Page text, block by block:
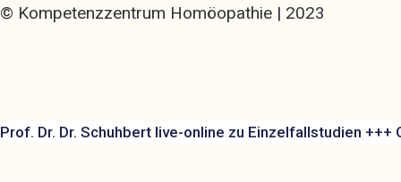
© Kompetenzzentrum Homöopathie | 2023
Prof. Dr. Dr. Schuhbert live-online zu Einzelfallstudien